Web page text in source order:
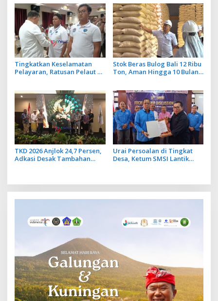
Lancar
Tingkatkan Keselamatan
Pelayaran, Ratusan Pelaut di
Stok Beras Bulog Bali 12 Ribu
Ton, Aman Hingga 10 Bulan
TKD 2026 Anjlok 24,7 Persen,
Adkasi Desak Tambahan
Urai Persoalan di Tingkat
Desa, Ketum SMSI Lantik